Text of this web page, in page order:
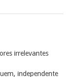
irrelevantes
independente